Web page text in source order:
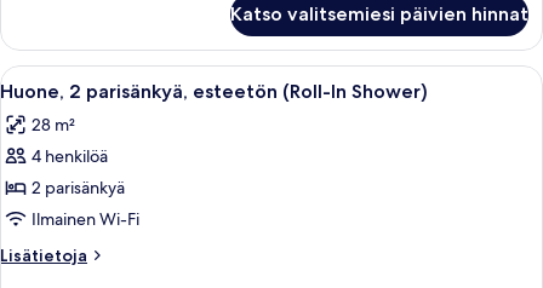
(Miami
Suite)
kuvat
suuri
parisänky
ja
vuodesohva
(Miami
Suite)
Katso valitsemiesi päivien hinnat
Avaa
kaikki
huonetyypin
Huone,
2
parisänkyä,
esteetön
(Roll-
Hotellihuone, jossa on kaksi sänkyä,
5
Huone, 2 parisänkyä, esteetön (Roll-In Shower)
28 m²
4 henkilöä
2 parisänkyä
Ilmainen Wi-Fi
Lisätietoja
Lisätietoja